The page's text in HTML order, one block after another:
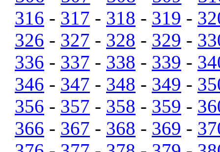
316 - 317 - 318 - 319 -
326 - 327 - 328 - 329 -
336 - 337 - 338 - 339 -
346 - 347 - 348 - 349 -
356 - 357 - 358 - 359 -
366 - 367 - 368 - 369 -